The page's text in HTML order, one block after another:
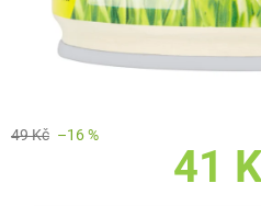
49 Kč –16 %
41